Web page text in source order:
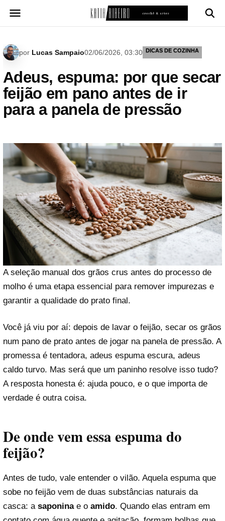
para
por Lucas Sampaio02/06/2026, 03:30 DICAS DE COZINHA
Adeus, espuma: por que secar
feijão em pano antes de ir
para a panela de pressão
A seleção manual dos grãos crus antes do processo de
molho é uma etapa essencial para remover impurezas e
garantir a qualidade do prato final.
Você já viu por aí: depois de lavar o feijão, secar os grãos
num pano de prato antes de jogar na panela de pressão. A
promessa é tentadora, adeus espuma escura, adeus
caldo turvo. Mas será que um paninho resolve isso tudo?
A resposta honesta é: ajuda pouco, e o que importa de
verdade é outra coisa.
De onde vem essa espuma do
feijão?
Antes de tudo, vale entender o vilão. Aquela espuma que
sobe no feijão vem de duas substâncias naturais da
casca: a saponinae o amido. Quando elas entram em